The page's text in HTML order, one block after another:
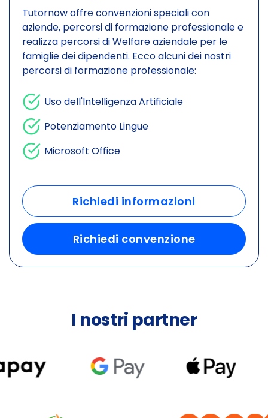
Tutornow offre convenzioni speciali con
aziende, percorsi di formazione professionale e
realizza percorsi di Welfare aziendale per le
famiglie dei dipendenti. Ecco alcuni dei nostri
percorsi di formazione professionale:
Uso dell'Intelligenza Artificiale
Potenziamento Lingue
Microsoft Office
Richiedi informazioni
Richiedi convenzione
I nostri partner